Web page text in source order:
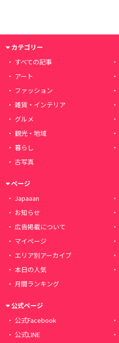
カテゴリー
すべての記事
アート
ファッション
雑貨・インテリア
グルメ
観光・地域
暮らし
古写真
ページ
Japaaan
お知らせ
広告掲載について
マイページ
エリア別アーカイブ
本日の人気
月間ランキング
公式ページ
公式Facebook
公式LINE